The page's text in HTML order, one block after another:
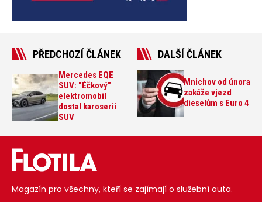
PŘEDCHOZÍ ČLÁNEK
Mercedes EQE
SUV: "Éčkový"
elektromobil
dostal karoserii
SUV
DALŠÍ ČLÁNEK
Mnichov od února
zakáže vjezd
dieselům s Euro 4
Magazín pro všechny, kteří se zajímají o služební auta.